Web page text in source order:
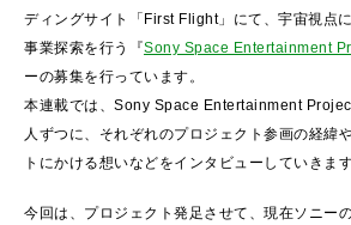
ディングサイト「First Flight」にて、宇宙視点
事業探索を行う『Sony Space Entertainment
ーの募集を行っています。
本連載では、Sony Space Entertainment
人ずつに、それぞれのプロジェクト参画の経緯
トにかける想いなどをインタビューしていきます
今回は、プロジェクト発足させて、現在ソニー